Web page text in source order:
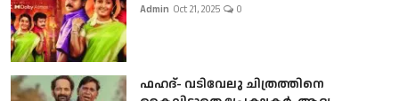
Admin Oct 21, 2025 0
ഫഹദ്- വടിവേലു ചിത്രത്തിനെ